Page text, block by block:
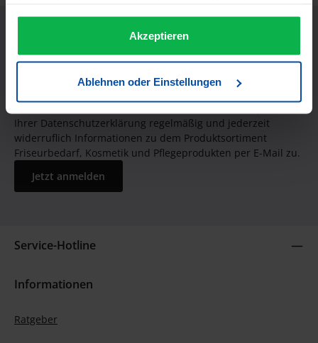
gesammelt haben.
Akzeptieren
Ablehnen oder Einstellungen
Ihrer Datenschutzerklärung regelmäßig und jederzeit
widerruflich Informationen zu dem Produktsortiment
Friseurbedarf, Kosmetik und Pflegeprodukten per E-Mail zu.
Jetzt anmelden
Service-Hotline
Informationen
Ratgeber